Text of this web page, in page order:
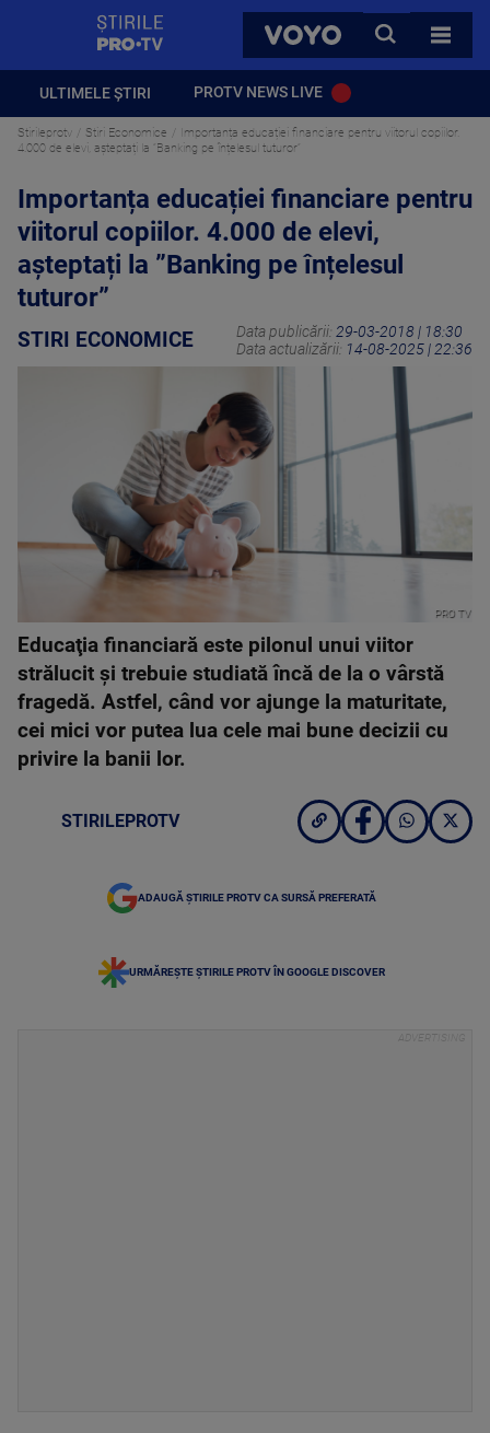
VOYO
CAUTA
TOATE
ULTIMELE ȘTIRI PROTV NEWS LIVE
Stirileprotv Stiri Economice
Importanța educației financiare pentru viitorul copiilor.
4.000 de elevi, așteptați la ”Banking pe înțelesul tuturor”
Importanța educației financiare pentru
viitorul copiilor. 4.000 de elevi,
așteptați la ”Banking pe înțelesul
tuturor”
STIRI ECONOMICE Data publicării: 29-03-2018 | 18:30
Data actualizării: 14-08-2025 | 22:36
PRO TV
Educaţia financiară este pilonul unui viitor
strălucit și trebuie studiată încă de la o vârstă
fragedă. Astfel, când vor ajunge la maturitate,
cei mici vor putea lua cele mai bune decizii cu
privire la banii lor.
STIRILEPROTV
ADAUGĂ ȘTIRILE PROTV CA SURSĂ PREFERATĂ
URMĂREȘTE ȘTIRILE PROTV ÎN GOOGLE DISCOVER